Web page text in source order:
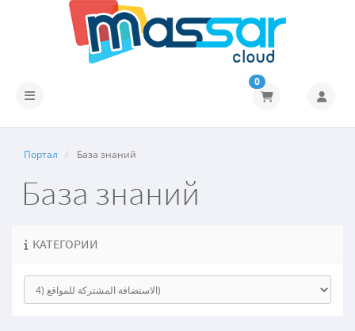
Переключить навигацию
0
Портал База знаний
База знаний
КАТЕГОРИИ